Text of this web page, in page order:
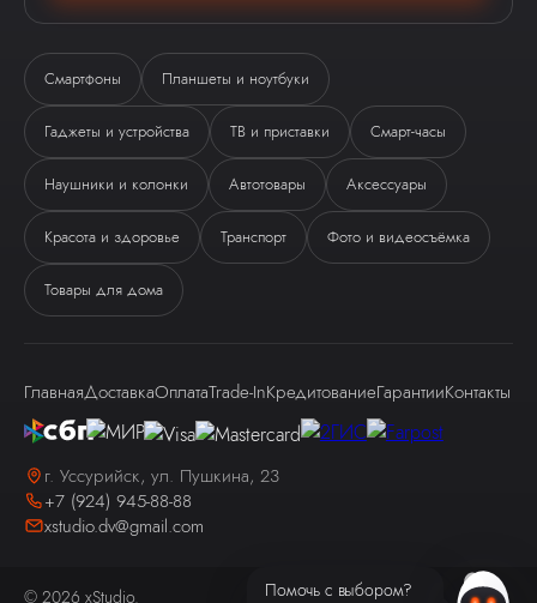
Смартфоны Планшеты и ноутбуки
Гаджеты и устройства ТВ и приставки Смарт-часы
Наушники и колонки Автотовары Аксессуары
Красота и здоровье Транспорт Фото и видеосъёмка
Товары для дома
ГлавнаяДоставкаОплатаTrade-InКредитованиеГарантииКонтакты
г. Уссурийск, ул. Пушкина, 23
+7 (924) 945-88-88
xstudio.dv@gmail.com
© 2026 xStudio. Помочь с выбором?
Ева
виртуальный помощник
Здравствуйте! Я — виртуальный
помощник Ева.